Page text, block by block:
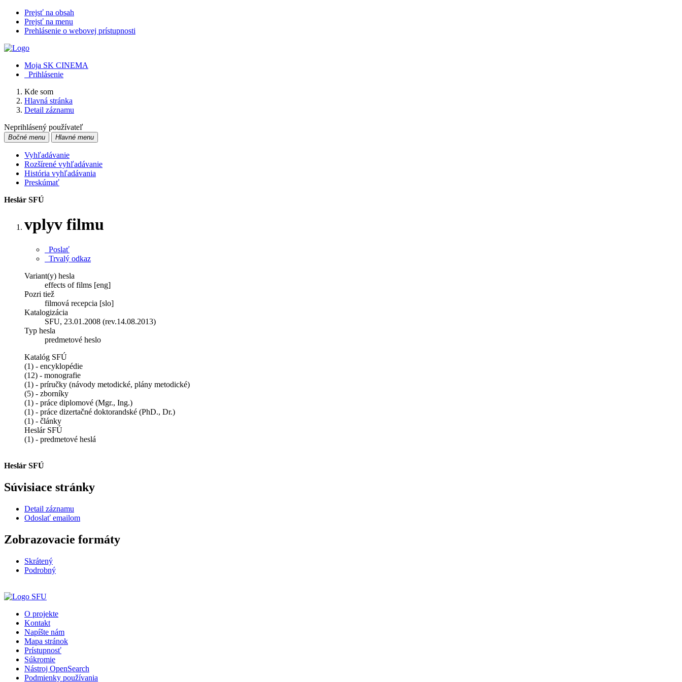
Prejsť na obsah
Prejsť na menu
Prehlásenie o webovej prístupnosti
Moja SK CINEMA
Prihlásenie
Kde som
Hlavná stránka
Detail záznamu
Neprihlásený používateľ
Bočné menu Hlavné menu
Vyhľadávanie
Rozšírené vyhľadávanie
História vyhľadávania
Preskúmať
Heslár SFÚ
vplyv filmu
Poslať
Trvalý odkaz
Variant(y) hesla
effects of films [eng]
Pozri tiež
filmová recepcia [slo]
Katalogizácia
SFU, 23.01.2008 (rev.14.08.2013)
Typ hesla
predmetové heslo
Katalóg SFÚ
(1) - encyklopédie
(12) - monografie
(1) - príručky (návody metodické, plány metodické)
(5) - zborníky
(1) - práce diplomové (Mgr., Ing.)
(1) - práce dizertačné doktorandské (PhD., Dr.)
(1) - články
Heslár SFÚ
(1) - predmetové heslá
Heslár SFÚ
Súvisiace stránky
Detail záznamu
Odoslať emailom
Zobrazovacie formáty
Skrátený
Podrobný
O projekte
Kontakt
Napíšte nám
Mapa stránok
Prístupnosť
Súkromie
Nástroj OpenSearch
Podmienky používania